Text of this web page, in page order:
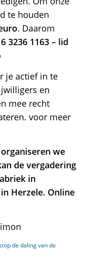
te houden
. Daarom
3236 1163 – lid
je actief in te
en
mee recht
voor meer
we
de vergadering
in
Herzele. Online
de daling van de